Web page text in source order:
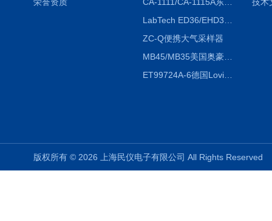
ZC-Q便携大气采样器
MB45/MB35美国奥豪斯OHAUS MB45/MB35卤素红外水分测定仪
ET99724A-6德国Lovibond ET99724A-6微电脑BOD测定仪
版权所有 © 2026 上海民仪电子有限公司 All Rights